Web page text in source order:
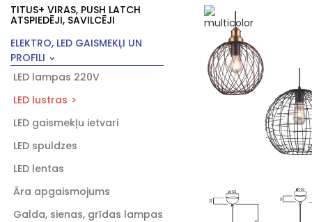
TITUS+ VIRAS, PUSH LATCH
ATSPIEDĒJI, SAVILCĒJI
ELEKTRO, LED GAISMEKĻI UN
PROFILI
LED lampas 220V
LED lustras
LED gaismekļu ietvari
LED spuldzes
LED lentas
Āra apgaismojums
Galda, sienas, grīdas lampas